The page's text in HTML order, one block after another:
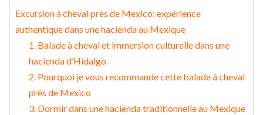
Excursion à cheval près de Mexico: expérience
authentique dans une hacienda au Mexique
1. Balade à cheval et immersion culturelle dans une
hacienda d’Hidalgo
2. Pourquoi je vous recommande cette balade à cheval
près de Mexico
3. Dormir dans une hacienda traditionnelle au Mexique